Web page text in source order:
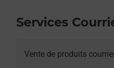
Services
Vente de produits